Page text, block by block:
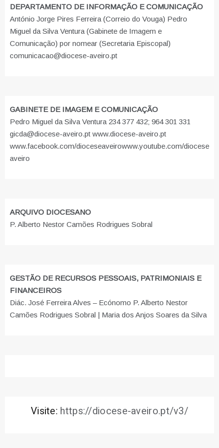
DEPARTAMENTO DE INFORMAÇÃO E COMUNICAÇÃO
António Jorge Pires Ferreira (Correio do Vouga) Pedro
Miguel da Silva Ventura (Gabinete de Imagem e
Comunicação) por nomear (Secretaria Episcopal)
comunicacao@diocese-aveiro.pt
GABINETE DE IMAGEM E COMUNICAÇÃO
Pedro Miguel da Silva Ventura 234 377 432; 964 301 331
gicda@diocese-aveiro.pt www.diocese-aveiro.pt
www.facebook.com/dioceseaveirowww.youtube.com/diocese
aveiro
ARQUIVO DIOCESANO
P. Alberto Nestor Camões Rodrigues Sobral
GESTÃO DE RECURSOS PESSOAIS, PATRIMONIAIS E
FINANCEIROS
Diác. José Ferreira Alves – Ecónomo P. Alberto Nestor
Camões Rodrigues Sobral | Maria dos Anjos Soares da Silva
Visite: https://diocese-aveiro.pt/v3/